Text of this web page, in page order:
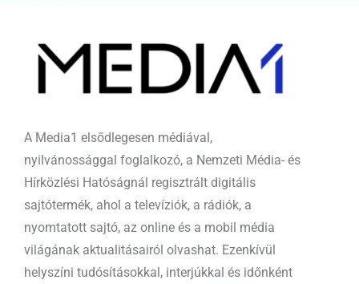
A Media1 elsődlegesen médiával,
nyilvánossággal foglalkozó, a Nemzeti Média- és
Hírközlési Hatóságnál regisztrált digitális
sajtótermék, ahol a televíziók, a rádiók, a
nyomtatott sajtó, az online és a mobil média
világának aktualitásairól olvashat. Ezenkívül
helyszíni tudósításokkal, interjúkkal és időnként